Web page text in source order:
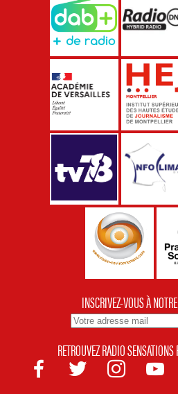
INSCRIVEZ-VOUS À
RETROUVEZ RADIO
   